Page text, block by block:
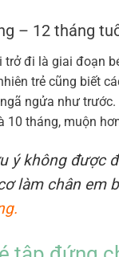
– 12 tháng
trở đi là giai đoạn
trẻ cũng biết
ngửa như
10 tháng, muộn
ý không được
làm chân em